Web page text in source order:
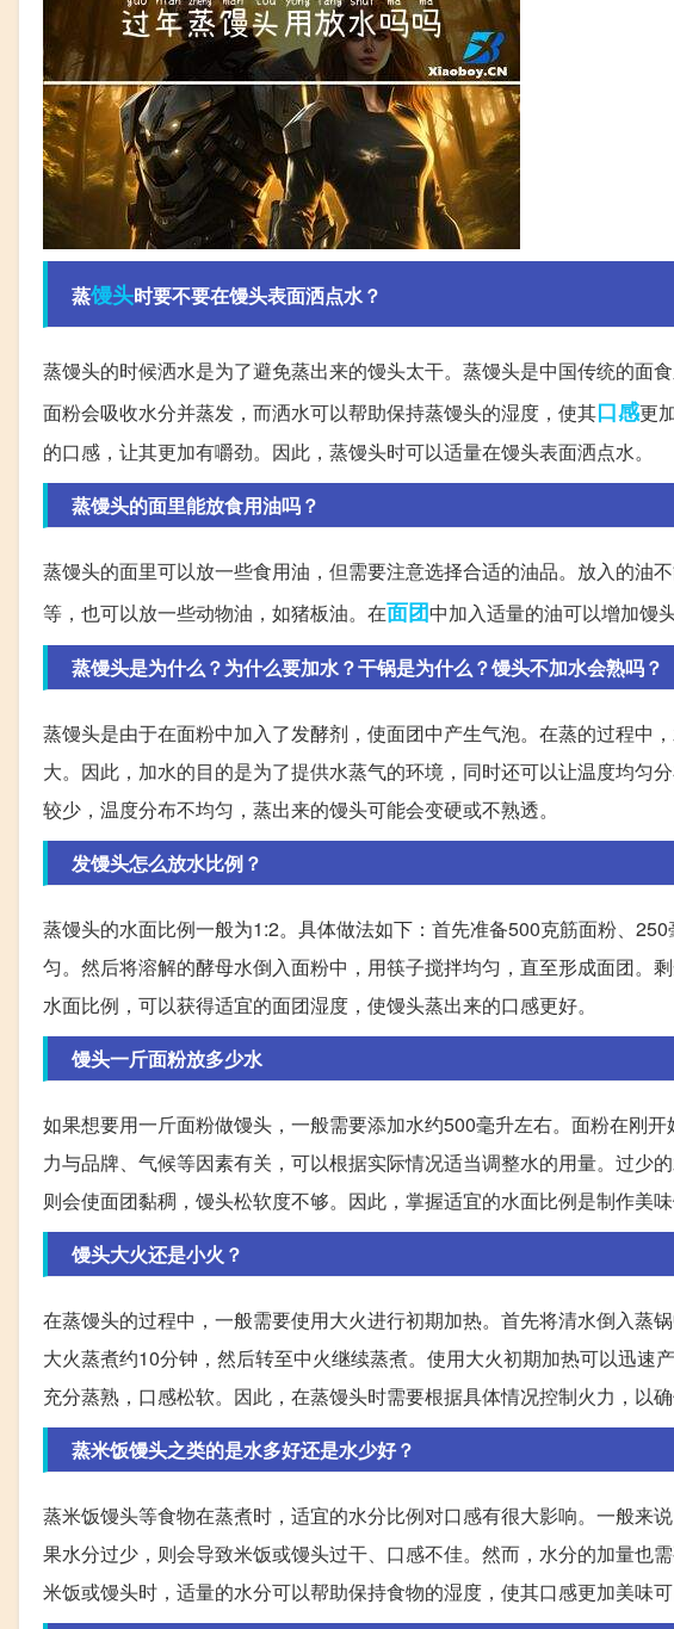
蒸馒头时要不要在馒头表面洒点水？
蒸馒头的时候洒水是为了避免蒸出来的馒头太干。蒸馒头是中国传统的面
面粉会吸收水分并蒸发，而洒水可以帮助保持蒸馒头的湿度，使其口感更
的口感，让其更加有嚼劲。因此，蒸馒头时可以适量在馒头表面洒点水。
蒸馒头的面里能放食用油吗？
蒸馒头的面里可以放一些食用油，但需要注意选择合适的油品。放入的油
等，也可以放一些动物油，如猪板油。在面团中加入适量的油可以增加馒
蒸馒头是为什么？为什么要加水？干锅是为什么？馒头不加水会熟吗？
蒸馒头是由于在面粉中加入了发酵剂，使面团中产生气泡。在蒸的过程中
大。因此，加水的目的是为了提供水蒸气的环境，同时还可以让温度均匀
较少，温度分布不均匀，蒸出来的馒头可能会变硬或不熟透。
发馒头怎么放水比例？
蒸馒头的水面比例一般为1:2。具体做法如下：首先准备500克筋面粉、
匀。然后将溶解的酵母水倒入面粉中，用筷子搅拌均匀，直至形成面团。
水面比例，可以获得适宜的面团湿度，使馒头蒸出来的口感更好。
馒头一斤面粉放多少水
如果想要用一斤面粉做馒头，一般需要添加水约500毫升左右。面粉在刚
力与品牌、气候等因素有关，可以根据实际情况适当调整水的用量。过少
则会使面团黏稠，馒头松软度不够。因此，掌握适宜的水面比例是制作美味
馒头大火还是小火？
在蒸馒头的过程中，一般需要使用大火进行初期加热。首先将清水倒入蒸
大火蒸煮约10分钟，然后转至中火继续蒸煮。使用大火初期加热可以迅速
充分蒸熟，口感松软。因此，在蒸馒头时需要根据具体情况控制火力，以确
蒸米饭馒头之类的是水多好还是水少好？
蒸米饭馒头等食物在蒸煮时，适宜的水分比例对口感有很大影响。一般来
果水分过少，则会导致米饭或馒头过干、口感不佳。然而，水分的加量也
米饭或馒头时，适量的水分可以帮助保持食物的湿度，使其口感更加美味可